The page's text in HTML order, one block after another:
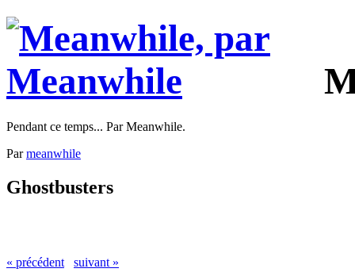
Pendant ce temps... Par Meanwhile.
Parmeanwhile
Ghostbusters
« précédent suivant »